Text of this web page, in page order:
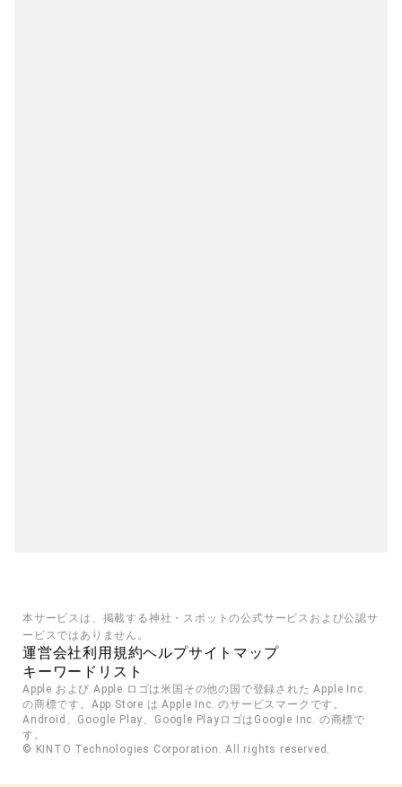
本サービスは、掲載する神社・スポットの公式サービスおよび公認サ
ービスではありません。
運営会社利用規約ヘルプサイトマップ
キーワードリスト
Apple および Apple ロゴは米国その他の国で登録された Apple Inc.
の商標です。App Store は Apple Inc. のサービスマークです。
Android、Google Play、Google PlayロゴはGoogle Inc. の商標で
す。
© KINTO Technologies Corporation. All rights reserved.